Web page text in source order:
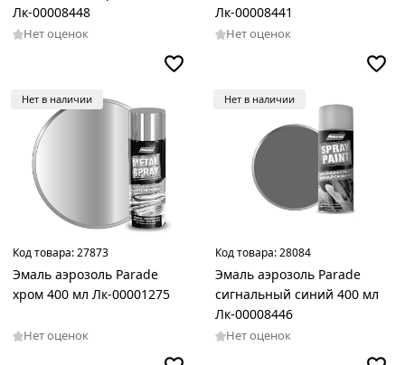
Лк-00008448
Нет оценок
Лк-00008441
Нет оценок
Нет в наличии
Код товара:27873
Эмаль аэрозоль Parade
хром 400 мл Лк-00001275
Нет оценок
Нет в наличии
Код товара:28084
Эмаль аэрозоль Parade
сигнальный синий 400 мл
Лк-00008446
Нет оценок